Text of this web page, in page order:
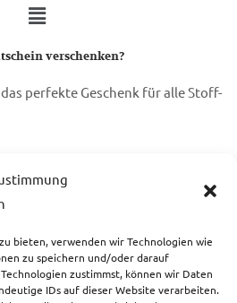
bieten, verwenden wir Technologien wie
zu speichern und/oder darauf
zustimmst, können wir Daten
IDs auf dieser Website verarbeiten.
verschenken?
perfekte Geschenk für alle Stoff-
© 2026 Das Atelier